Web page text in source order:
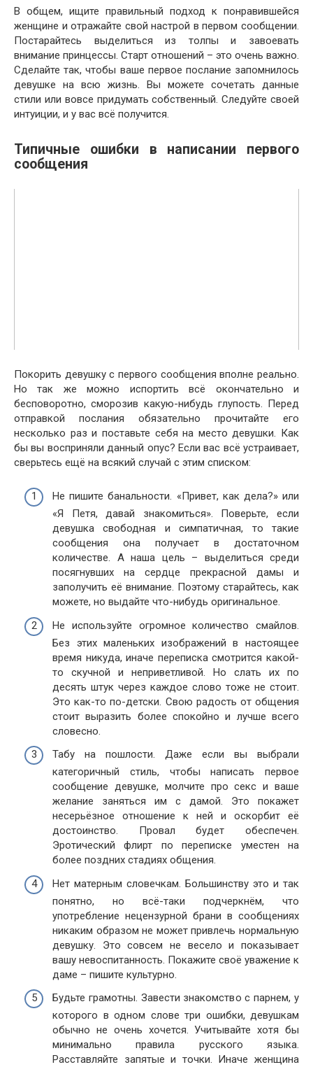
В общем, ищите правильный подход к понравившейся
женщине и отражайте свой настрой в первом сообщении.
Постарайтесь выделиться из толпы и завоевать
внимание принцессы. Старт отношений – это очень важно.
Сделайте так, чтобы ваше первое послание запомнилось
девушке на всю жизнь. Вы можете сочетать данные
стили или вовсе придумать собственный. Следуйте своей
интуиции, и у вас всё получится.
Типичные ошибки в написании первого
сообщения
Покорить девушку с первого сообщения вполне реально.
Но так же можно испортить всё окончательно и
бесповоротно, сморозив какую-нибудь глупость. Перед
отправкой послания обязательно прочитайте его
несколько раз и поставьте себя на место девушки. Как
бы вы восприняли данный опус? Если вас всё устраивает,
сверьтесь ещё на всякий случай с этим списком:
Не пишите банальности. «Привет, как дела?» или
«Я Петя, давай знакомиться». Поверьте, если
девушка свободная и симпатичная, то такие
сообщения она получает в достаточном
количестве. А наша цель – выделиться среди
посягнувших на сердце прекрасной дамы и
заполучить её внимание. Поэтому старайтесь, как
можете, но выдайте что-нибудь оригинальное.
Не используйте огромное количество смайлов.
Без этих маленьких изображений в настоящее
время никуда, иначе переписка смотрится какой-
то скучной и неприветливой. Но слать их по
десять штук через каждое слово тоже не стоит.
Это как-то по-детски. Свою радость от общения
стоит выразить более спокойно и лучше всего
словесно.
Табу на пошлости. Даже если вы выбрали
категоричный стиль, чтобы написать первое
сообщение девушке, молчите про секс и ваше
желание заняться им с дамой. Это покажет
несерьёзное отношение к ней и оскорбит её
достоинство. Провал будет обеспечен.
Эротический флирт по переписке уместен на
более поздних стадиях общения.
Нет матерным словечкам. Большинству это и так
понятно, но всё-таки подчеркнём, что
употребление нецензурной брани в сообщениях
никаким образом не может привлечь нормальную
девушку. Это совсем не весело и показывает
вашу невоспитанность. Покажите своё уважение к
даме – пишите культурно.
Будьте грамотны. Завести знакомство с парнем, у
которого в одном слове три ошибки, девушкам
обычно не очень хочется. Учитывайте хотя бы
минимально правила русского языка.
Расставляйте запятые и точки. Иначе женщина